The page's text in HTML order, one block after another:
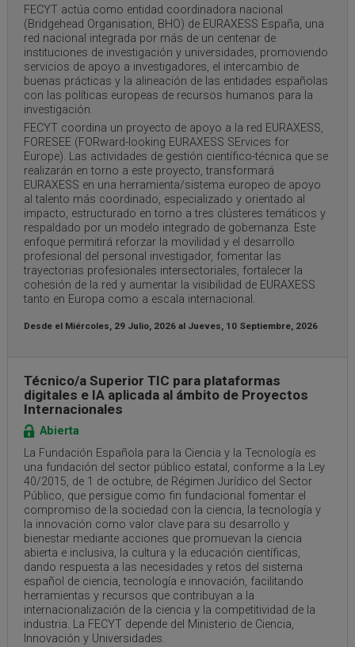
FECYT actúa como entidad coordinadora nacional
(Bridgehead Organisation, BHO) de EURAXESS España, una
red nacional integrada por más de un centenar de
instituciones de investigación y universidades, promoviendo
servicios de apoyo a investigadores, el intercambio de
buenas prácticas y la alineación de las entidades españolas
con las políticas europeas de recursos humanos para la
investigación.
FECYT coordina un proyecto de apoyo a la red EURAXESS,
FORESEE (FORward-looking EURAXESS SErvices for
Europe). Las actividades de gestión científico-técnica que se
realizarán en torno a este proyecto, transformará
EURAXESS en una herramienta/sistema europeo de apoyo
al talento más coordinado, especializado y orientado al
impacto, estructurado en torno a tres clústeres temáticos y
respaldado por un modelo integrado de gobernanza. Este
enfoque permitirá reforzar la movilidad y el desarrollo
profesional del personal investigador, fomentar las
trayectorias profesionales intersectoriales, fortalecer la
cohesión de la red y aumentar la visibilidad de EURAXESS
tanto en Europa como a escala internacional.
Desde el Miércoles, 29 Julio, 2026al Jueves, 10 Septiembre, 2026
Técnico/a Superior TIC para plataformas
digitales e IA aplicada al ámbito de Proyectos
Internacionales
Abierta
La Fundación Española para la Ciencia y la Tecnología es
una fundación del sector público estatal, conforme a la Ley
40/2015, de 1 de octubre, de Régimen Jurídico del Sector
Público, que persigue como fin fundacional fomentar el
compromiso de la sociedad con la ciencia, la tecnología y
la innovación como valor clave para su desarrollo y
bienestar mediante acciones que promuevan la ciencia
abierta e inclusiva, la cultura y la educación científicas,
dando respuesta a las necesidades y retos del sistema
español de ciencia, tecnología e innovación, facilitando
herramientas y recursos que contribuyan a la
internacionalización de la ciencia y la competitividad de la
industria. La FECYT depende del Ministerio de Ciencia,
Innovación y Universidades.